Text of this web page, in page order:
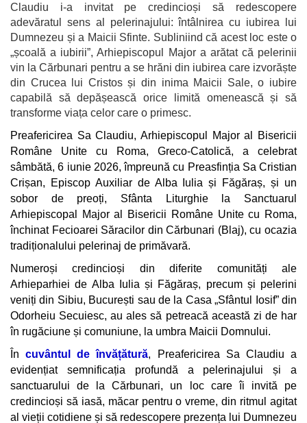
Claudiu i-a invitat pe credincioși să redescopere
adevăratul sens al pelerinajului: întâlnirea cu iubirea lui
Dumnezeu și a Maicii Sfinte. Subliniind că acest loc este o
„școală a iubirii”, Arhiepiscopul Major a arătat că pelerinii
vin la Cărbunari pentru a se hrăni din iubirea care izvorăște
din Crucea lui Cristos și din inima Maicii Sale, o iubire
capabilă să depășească orice limită omenească și să
transforme viața celor care o primesc.
Preafericirea Sa Claudiu, Arhiepiscopul Major al Bisericii
Române Unite cu Roma, Greco-Catolică, a celebrat
sâmbătă, 6 iunie 2026, împreună cu Preasfinția Sa Cristian
Crișan, Episcop Auxiliar de Alba Iulia și Făgăraș, și un
sobor de preoți, Sfânta Liturghie la Sanctuarul
Arhiepiscopal Major al Bisericii Române Unite cu Roma,
închinat Fecioarei Săracilor din Cărbunari (Blaj), cu ocazia
tradiționalului pelerinaj de primăvară.
Numeroși credincioși din diferite comunități ale
Arhieparhiei de Alba Iulia și Făgăraș, precum și pelerini
veniți din Sibiu, București sau de la Casa „Sfântul Iosif” din
Odorheiu Secuiesc, au ales să petreacă această zi de har
în rugăciune și comuniune, la umbra Maicii Domnului.
Încuvântul de învățătură, Preafericirea Sa Claudiu a
evidențiat semnificația profundă a pelerinajului și a
sanctuarului de la Cărbunari, un loc care îi invită pe
credincioși să iasă, măcar pentru o vreme, din ritmul agitat
al vieții cotidiene și să redescopere prezența lui Dumnezeu